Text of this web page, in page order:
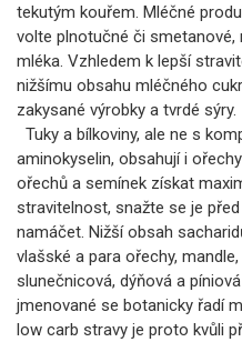
tekutým kouřem. Mléčné
volte plnotučné či smetanové,
mléka. Vzhledem k lepší
nižšímu obsahu mléčného
zakysané výrobky a tvrdé sýry.
Tuky a bílkoviny, ale ne s
aminokyselin, obsahují i
ořechů a semínek získat
stravitelnost, snažte se je
namáčet. Nižší obsah
vlašské a para ořechy,
slunečnicová, dýňová a
jmenované se botanicky řadí
low carb stravy je proto kvůli